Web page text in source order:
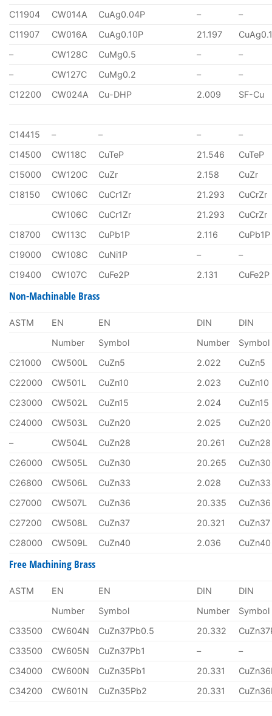
C11904
CW014A CuAg0.04P –
–
C11907
CW016A CuAg0.10P 21.197
–
CW128C CuMg0.5 –
–
–
CW127C CuMg0.2 –
–
C12200
CW024A Cu-DHP 2.009 SF-Cu
C14415 – – –
–
C14500
CW118C CuTeP 21.546
CuTeP
C15000
CW120C CuZr 2.158
CuZr
C18150
CW106C CuCr1Zr 21.293
CuCrZr
CW106C
CuCr1Zr 21.293
CuCrZr
C18700
CW113C CuPb1P 2.116
CuPb1P
C19000
CW108C CuNi1P –
–
C19400
CW107C CuFe2P 2.131 CuFe2P
Non-Machinable Brass
ASTM EN EN DIN
DIN
Number
Symbol Number
Symbol
C21000
CW500L CuZn5 2.022
CuZn5
C22000
CW501L CuZn10 2.023
CuZn10
C23000
CW502L CuZn15 2.024
CuZn15
C24000
CW503L CuZn20 2.025
CuZn20
–
CW504L CuZn28 20.261
CuZn28
C26000
CW505L CuZn30 20.265
CuZn30
C26800
CW506L CuZn33 2.028
CuZn33
C27000
CW507L CuZn36 20.335
CuZn36
C27200
CW508L CuZn37 20.321
CuZn37
C28000
CW509L CuZn40 2.036 CuZn40
Free Machining Brass
ASTM EN EN DIN
DIN
Number
Symbol Number
Symbol
C33500
CW604N CuZn37Pb0.5 20.332
C33500
CW605N CuZn37Pb1 –
–
C34000
CW600N CuZn35Pb1 20.331
C34200
CW601N CuZn35Pb2 20.331